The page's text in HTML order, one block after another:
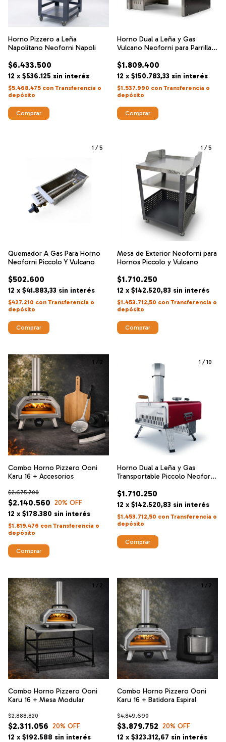
Horno Pizzero a Leña
Napolitano Neoforni Napoli
$6.433.500
12 x $536.125 sin interés
$5.468.475 con Transferencia o
depósito
Comprar
Horno Dual a Leña y Gas
Vulcano Neoforni para Parrilla o
$1.809.400
12 x $150.783,33 sin interés
$1.537.990 con Transferencia o
depósito
Comprar
1 /5
Quemador A Gas Para Horno
Neoforni Piccolo Y Vulcano
$502.600
12 x $41.883,33 sin interés
$427.210 con Transferencia o
depósito
1 /5
Mesa de Exterior Neoforni para
Hornos Piccolo y Vulcano
$1.710.250
12 x $142.520,83 sin interés
$1.453.712,50 con Transferencia o
depósito
1 /
Combo Horno Pizzero Ooni
Karu 16 + Accesorios
$2.140.560
$2.675.700
20% OFF
12 x $178.380 sin interés
$1.819.476 con Transferencia o
depósito
1 /10
Horno Dual a Leña y Gas
Transportable Piccolo Neoforni
$1.710.250
12 x $142.520,83 sin interés
$1.453.712,50 con Transferencia o
depósito
Comprar
1 / 2
Combo Horno Pizzero Ooni
Karu 16 + Mesa Modular
$2.311.056
$2.888.820
20% OFF
12 x $192.588 sin interés
1 / 2
Combo Horno Pizzero Ooni
Karu 16 + Batidora Espiral
$3.879.752
$4.849.690
20% OFF
12 x $323.312,67 sin interés